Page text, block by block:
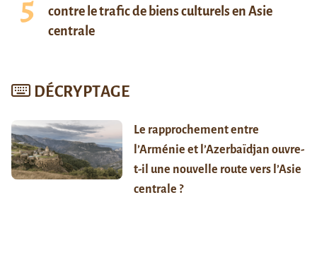
contre le trafic de biens culturels en Asie
centrale
DÉCRYPTAGE
Le rapprochement entre
l’Arménie et l’Azerbaïdjan ouvre-
t-il une nouvelle route vers l’Asie
centrale ?